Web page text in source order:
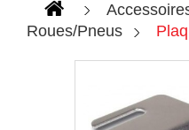
Roues/Pneus